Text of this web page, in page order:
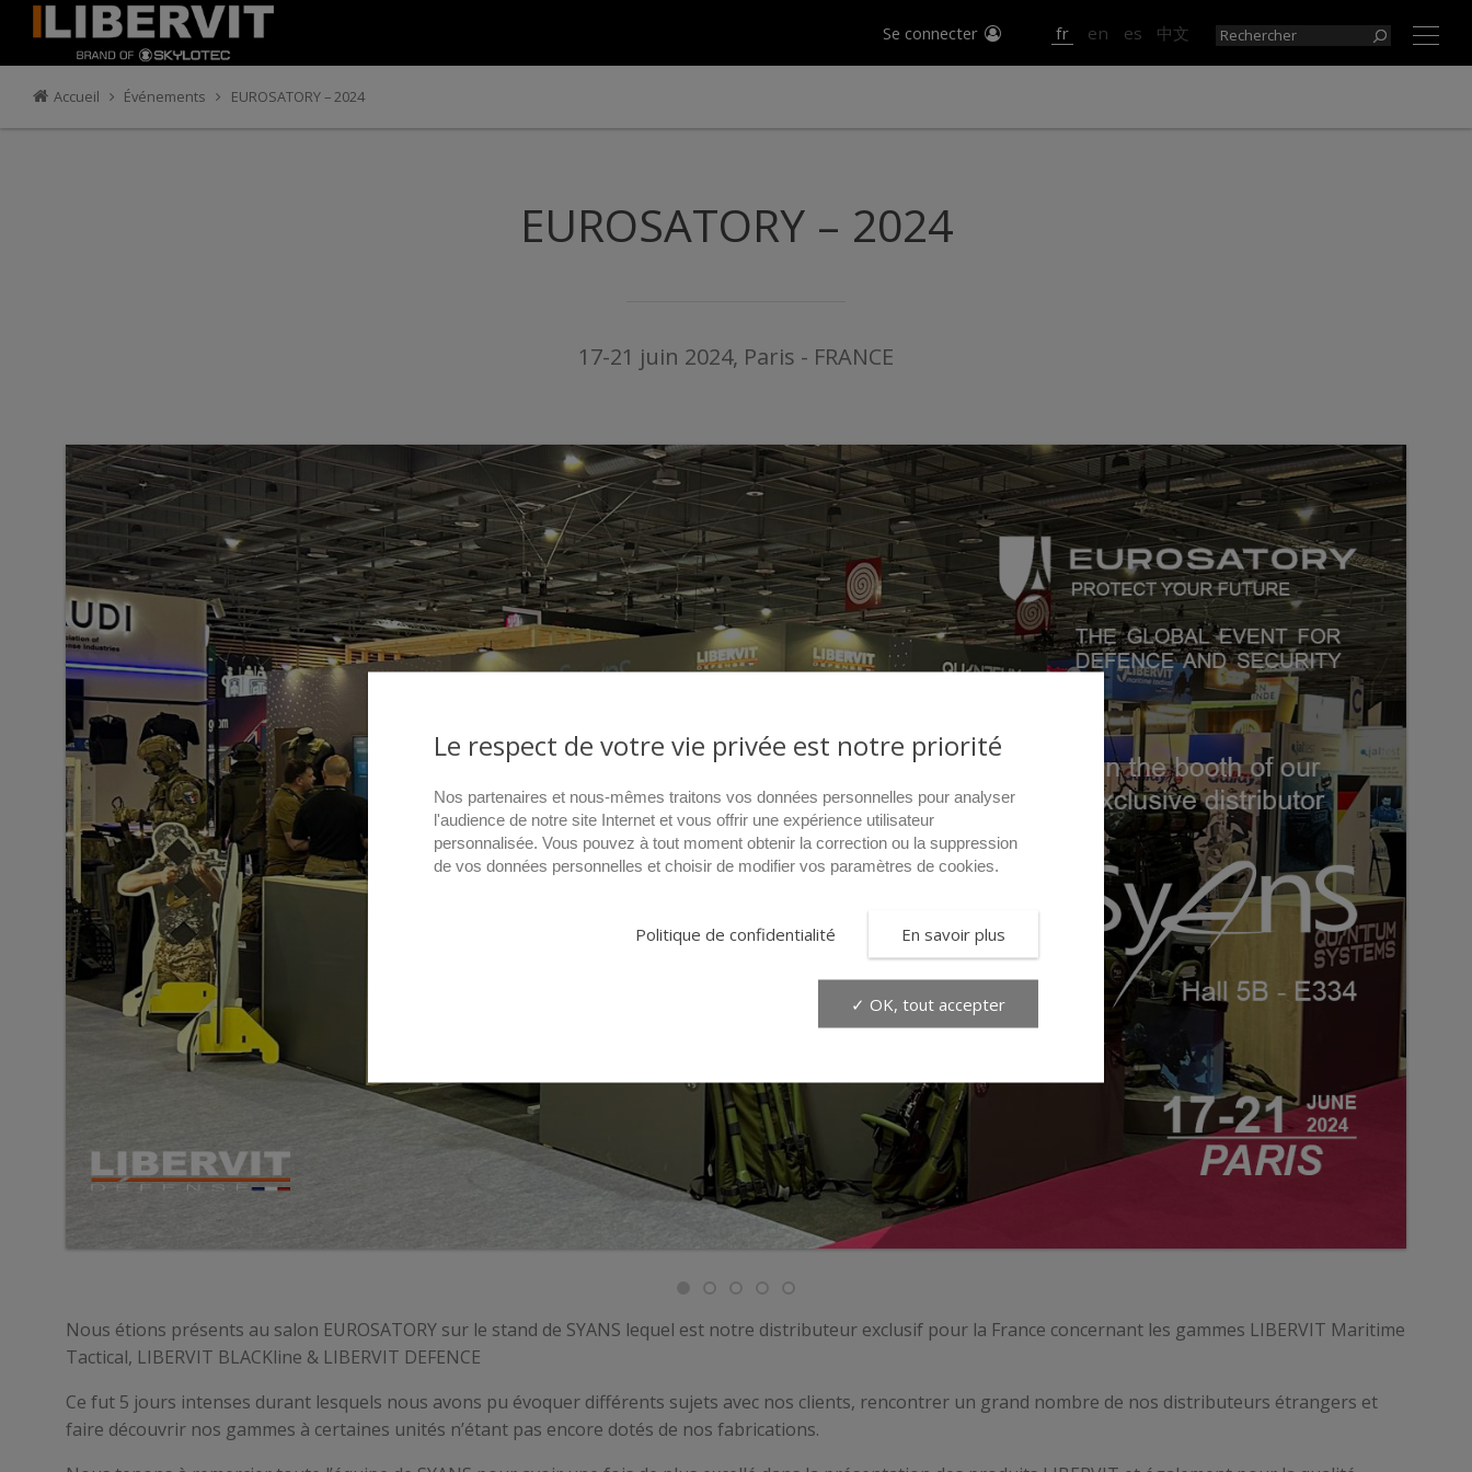
Se connecter fr en es 中文
Accueil Événements EUROSATORY – 2024
EUROSATORY – 2024
17-21 juin 2024, Paris - FRANCE
Nous étions présents au salon EUROSATORY sur le stand de SYANS lequel est notre distributeur exclusif pour la France concernant les gammes LIBERVIT Maritime
Tactical, LIBERVIT BLACKline & LIBERVIT DEFENCE
Ce fut 5 jours intenses durant lesquels nous avons pu évoquer différents sujets avec nos clients, rencontrer un grand nombre de nos distributeurs étrangers et
faire découvrir nos gammes à certaines unités n’étant pas encore dotés de nos fabrications.
Le respect de votre vie privée est notre priorité
Nos partenaires et nous-mêmes traitons vos données personnelles pour analyser
l'audience de notre site Internet et vous offrir une expérience utilisateur
personnalisée. Vous pouvez à tout moment obtenir la correction ou la suppression
de vos données personnelles et choisir de modifier vos paramètres de cookies.
Politique de confidentialité En savoir plus
✓ OK, tout accepter